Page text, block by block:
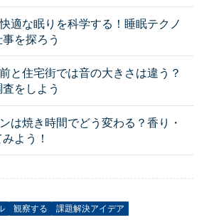
適な眠りを科学する！睡眠テクノ
を探ろう
と住宅街では音の大きさは違う？
をしよう
は焼き時間でどう変わる？香り・
よう！
観察する 課題解決アイデア